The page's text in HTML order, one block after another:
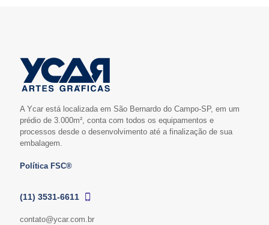
A Ycar está localizada em São Bernardo do Campo-SP, em um
prédio de 3.000m², conta com todos os equipamentos e
processos desde o desenvolvimento até a finalização de sua
embalagem.
Política FSC®
(11) 3531-6611
contato@ycar.com.br